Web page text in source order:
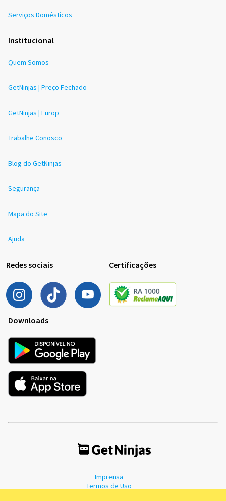
Serviços Domésticos
Institucional
Quem Somos
GetNinjas | Preço Fechado
GetNinjas | Europ
Trabalhe Conosco
Blog do GetNinjas
Segurança
Mapa do Site
Ajuda
Redes sociais Certificações
Downloads
Imprensa
Termos de Uso